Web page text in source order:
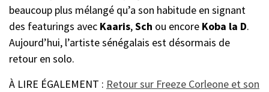
beaucoup plus mélangé qu’a son habitude en signant
des featurings avec Kaaris,Sch ou encore Koba la D.
Aujourd’hui, l’artiste sénégalais est désormais de
retour en solo.
À LIRE ÉGALEMENT : Retour sur Freeze Corleone et son